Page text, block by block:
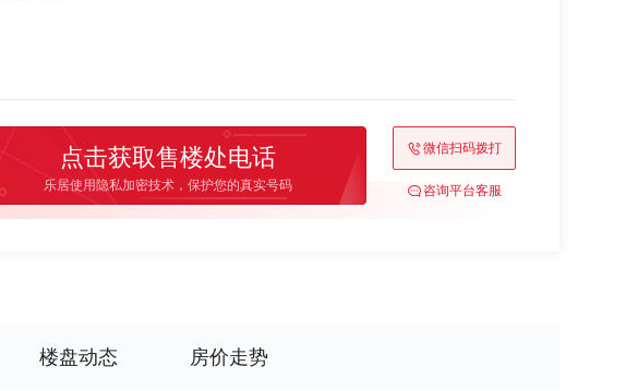
点击获取售楼处电话
乐居使用隐私加密技术，保护您的真实号码
微信扫码拨打
咨询平台客服
楼盘动态 房价走势